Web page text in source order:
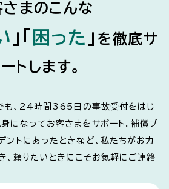
まのこんな
」 「 困った 」 を徹底サ
トします。
も、24時間365日の事故受付をはじ
になってお客さまをサポート。補償プ
ントにあったときなど、私たちがお力
、頼りたいときにこそお気軽にご連絡